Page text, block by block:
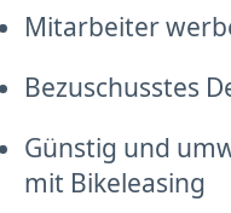
Mitarbeiter
Bezuschusstes
Günstig und
mit Bikeleasing